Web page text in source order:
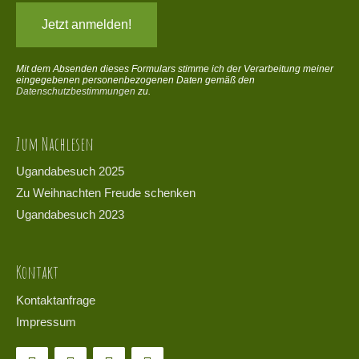
Mit dem Absenden dieses Formulars stimme ich der Verarbeitung meiner
eingegebenen personenbezogenen Daten gemäß den
Datenschutzbestimmungen zu.
Zum Nachlesen
Ugandabesuch 2025
Zu Weihnachten Freude schenken
Ugandabesuch 2023
Kontakt
Kontaktanfrage
Impressum